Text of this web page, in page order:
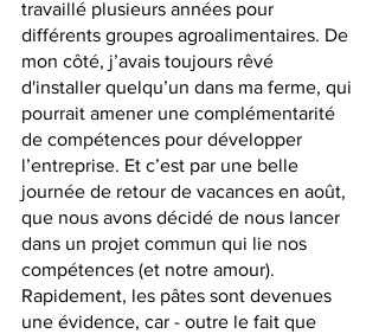
travaillé plusieurs années pour
différents groupes agroalimentaires. De
mon côté, j’avais toujours rêvé
d'installer quelqu’un dans ma ferme, qui
pourrait amener une complémentarité
de compétences pour développer
l’entreprise. Et c’est par une belle
journée de retour de vacances en août,
que nous avons décidé de nous lancer
dans un projet commun qui lie nos
compétences (et notre amour).
Rapidement, les pâtes sont devenues
une évidence, car - outre le fait que